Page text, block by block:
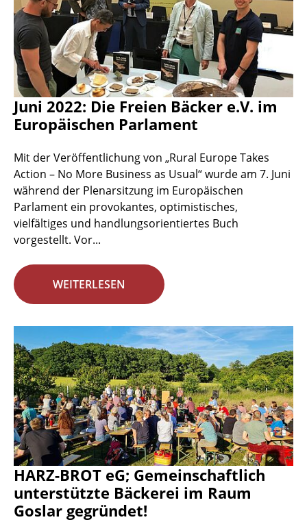
Juni 2022: Die Freien Bäcker e.V. im
Europäischen Parlament
Mit der Veröffentlichung von „Rural Europe Takes
Action – No More Business as Usual“ wurde am 7. Juni
während der Plenarsitzung im Europäischen
Parlament ein provokantes, optimistisches,
vielfältiges und handlungsorientiertes Buch
vorgestellt. Vor...
WEITERLESEN
HARZ-BROT eG; Gemeinschaftlich
unterstützte Bäckerei im Raum
Goslar gegründet!